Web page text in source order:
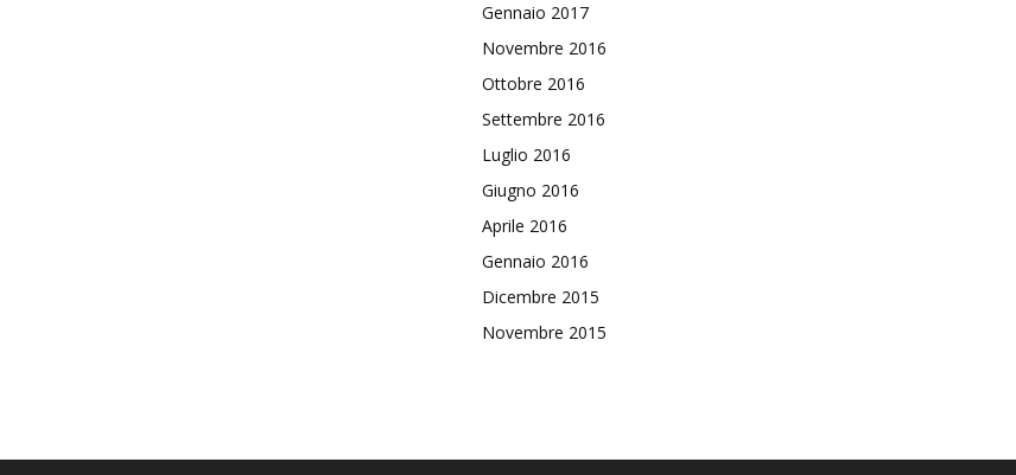
Gennaio 2017
Novembre 2016
Ottobre 2016
Settembre 2016
Luglio 2016
Giugno 2016
Aprile 2016
Gennaio 2016
Dicembre 2015
Novembre 2015